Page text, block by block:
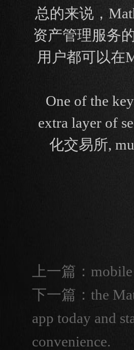
总的来说，
资产管理服务
用户都可以在
One of the
extra layer of
化交易所,
上一篇：
下一篇： the
app today and
convenience.